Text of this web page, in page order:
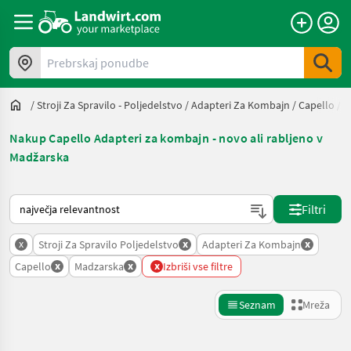
Prebrskaj ponudbe
/Stroji Za Spravilo - Poljedelstvo /Adapteri Za Kombajn /Capello
Nakup Capello Adapteri za kombajn - novo ali rabljeno v
Madžarska
Tako je razvrščeno na Landwirt.com
Filtri
x Stroji Za Spravilo Poljedelstvo x Adapteri Za Kombajn x
Capello x Madzarska x x Izbriši vse filtre
Seznam Mreža